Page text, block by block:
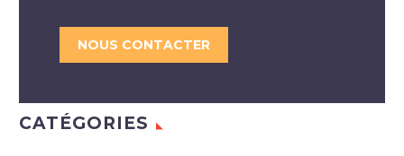
NOUS CONTACTER
CATÉGORIES